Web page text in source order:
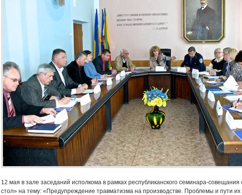
12 мая в зале заседаний исполкома в рамках республиканского семинара-совещания
стол» на тему: «Предупреждение травматизма на производстве. Проблемы и пути